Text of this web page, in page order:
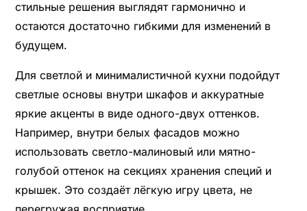
стильные решения выглядят гармонично и
остаются достаточно гибкими для изменений в
будущем.
Для светлой и минималистичной кухни подойдут
светлые основы внутри шкафов и аккуратные
яркие акценты в виде одного-двух оттенков.
Например, внутри белых фасадов можно
использовать светло-малиновый или мятно-
голубой оттенок на секциях хранения специй и
крышек. Это создаёт лёгкую игру цвета, не